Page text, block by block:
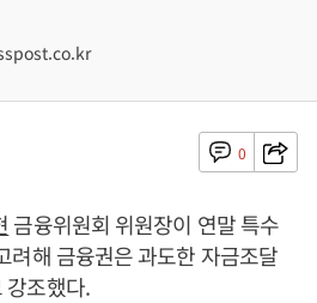
0
금융위원회 위원장이 연말 특수
려해 금융권은 과도한 자금조달
강조했다.